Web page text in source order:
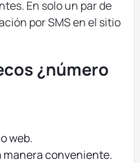
En solo un par de
por SMS en el sitio
¿número
web.
manera conveniente.